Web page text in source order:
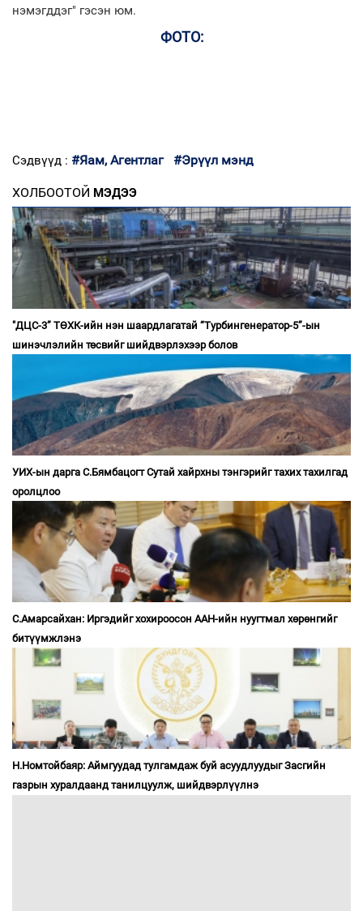
нэмэгддэг" гэсэн юм.
ФОТО:
Сэдвүүд : #Яам, Агентлаг #Эрүүл мэнд
ХОЛБООТОЙ МЭДЭЭ
"ДЦС-3” ТӨХК-ийн нэн шаардлагатай “Турбингенератор-5”-ын
шинэчлэлийн төсвийг шийдвэрлэхээр болов
УИХ-ын дарга С.Бямбацогт Сутай хайрхны тэнгэрийг тахих тахилгад
оролцлоо
С.Амарсайхан: Иргэдийг хохироосон ААН-ийн нуугтмал хөрөнгийг
битүүмжлэнэ
Н.Номтойбаяр: Аймгуудад тулгамдаж буй асуудлуудыг Засгийн
газрын хуралдаанд танилцуулж, шийдвэрлүүлнэ